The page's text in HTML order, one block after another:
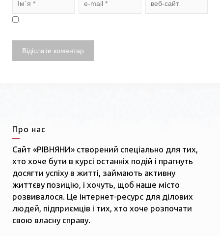
Про нас
Сайт «РІВНЯНИ» створений спеціально для тих,
хто хоче бути в курсі останніх подій і прагнуть
досягти успіху в житті, займають активну
життєву позицію, і хочуть, щоб наше місто
розвивалося. Це інтернет-ресурс для ділових
людей, підприємців і тих, хто хоче розпочати
свою власну справу.